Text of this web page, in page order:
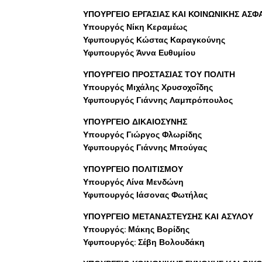
ΥΠΟΥΡΓΕΙΟ ΕΡΓΑΣΙΑΣ ΚΑΙ ΚΟΙΝΩΝΙΚΗΣ
Υπουργός Νίκη Κεραμέως
Υφυπουργός Κώστας Καραγκούνης
Υφυπουργός Άννα Ευθυμίου
ΥΠΟΥΡΓΕΙΟ ΠΡΟΣΤΑΣΙΑΣ ΤΟΥ ΠΟΛΙΤΗ
Υπουργός Μιχάλης Χρυσοχοΐδης
Υφυπουργός Γιάννης Λαμπρόπουλος
ΥΠΟΥΡΓΕΙΟ ΔΙΚΑΙΟΣΥΝΗΣ
Υπουργός Γιώργος Φλωρίδης
Υφυπουργός Γιάννης Μπούγας
ΥΠΟΥΡΓΕΙΟ ΠΟΛΙΤΙΣΜΟΥ
Υπουργός Λίνα Μενδώνη
Υφυπουργός Ιάσονας Φωτήλας
ΥΠΟΥΡΓΕΙΟ ΜΕΤΑΝΑΣΤΕΥΣΗΣ ΚΑΙ ΑΣΥΛΟΥ
Υπουργός: Μάκης Βορίδης
Υφυπουργός: Σέβη Βολουδάκη